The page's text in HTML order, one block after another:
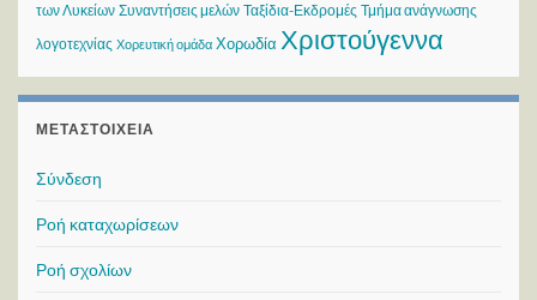
των Λυκείων Συναντήσεις μελών Ταξίδια-Εκδρομές Τμήμα ανάγνωσης
λογοτεχνίας Χορευτική ομάδα Χορωδία Χριστούγεννα
ΜΕΤΑΣΤΟΙΧΕΊΑ
Σύνδεση
Ροή καταχωρίσεων
Ροή σχολίων